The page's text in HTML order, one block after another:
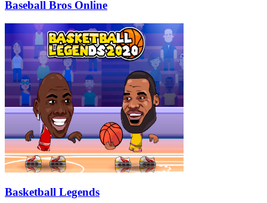
Baseball Bros Online
Basketball Legends